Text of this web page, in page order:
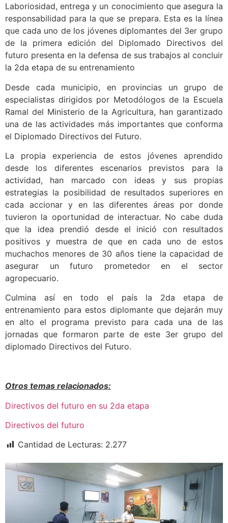
Laboriosidad, entrega y un conocimiento que asegura la
responsabilidad para la que se prepara. Esta es la línea
que cada uno de los jóvenes diplomantes del 3er grupo
de la primera edición del Diplomado Directivos del
futuro presenta en la defensa de sus trabajos al concluir
la 2da etapa de su entrenamiento
Desde cada municipio, en provincias un grupo de
especialistas dirigidos por Metodólogos de la Escuela
Ramal del Ministerio de la Agricultura, han garantizado
una de las actividades más importantes que conforma
el Diplomado Directivos del Futuro.
La propia experiencia de estos jóvenes aprendido
desde los diferentes escenarios previstos para la
actividad, han marcado con ideas y sus propias
estrategias la posibilidad de resultados superiores en
cada accionar y en las diferentes áreas por donde
tuvieron la oportunidad de interactuar. No cabe duda
que la idea prendió desde el inició con resultados
positivos y muestra de que en cada uno de estos
muchachos menores de 30 años tiene la capacidad de
asegurar un futuro prometedor en el sector
agropecuario.
Culmina así en todo el país la 2da etapa de
entrenamiento para estos diplomante que dejarán muy
en alto el programa previsto para cada una de las
jornadas que formaron parte de este 3er grupo del
diplomado Directivos del Futuro.
Otros temas relacionados:
Directivos del futuro en su 2da etapa
Directivos del futuro
Cantidad de Lecturas: 2.277